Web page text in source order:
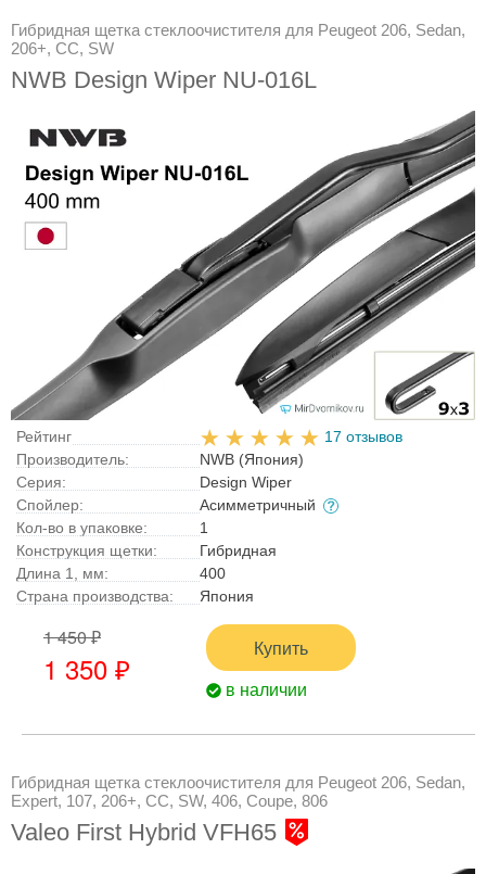
Гибридная щетка стеклоочистителя для Peugeot 206, Sedan,
206+, CC, SW
NWB Design Wiper NU-016L
Рейтинг
17 отзывов
Производитель:
NWB (Япония)
Серия:
Design Wiper
Спойлер:
Асимметричный
Кол-во в упаковке:
1
Конструкция щетки:
Гибридная
Длина 1, мм:
400
Страна производства:
Япония
1 450 ₽
1 350 ₽
Купить
в наличии
Гибридная щетка стеклоочистителя для Peugeot 206, Sedan,
Expert, 107, 206+, CC, SW, 406, Coupe, 806
Valeo First Hybrid VFH65